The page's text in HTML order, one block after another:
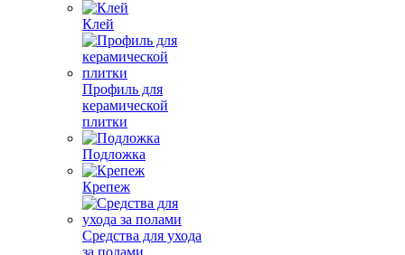
Клей
Профиль для
керамической
плитки
Подложка
Крепеж
Средства для ухода
за полами